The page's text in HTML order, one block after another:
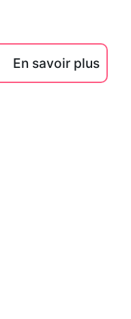
En savoir plus